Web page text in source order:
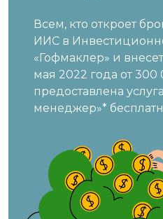
Всем, кто откроет
ИИС в
«Гофмаклер» и
мая 2022 года от 300
предоставлена
менеджер»*